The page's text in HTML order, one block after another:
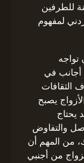
للطرفين
لمفهوم
تواجه
أجانب في
الثقافات
يصبح
يحتاج
والتفاوض
من المهم أن
من أجنبي